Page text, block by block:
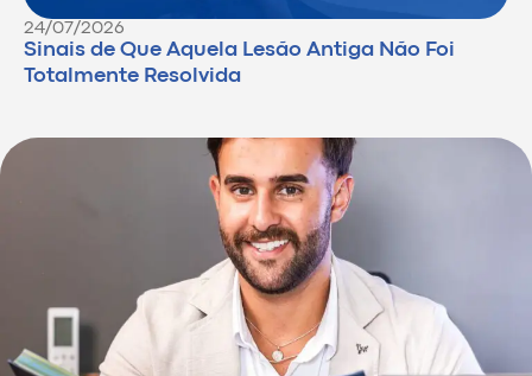
24/07/2026
Sinais de Que Aquela Lesão Antiga Não Foi
Totalmente Resolvida